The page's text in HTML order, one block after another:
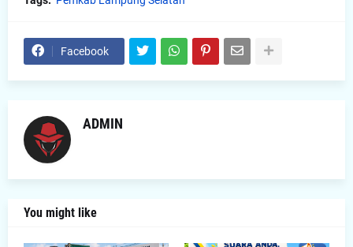
Facebook
ADMIN
You might like